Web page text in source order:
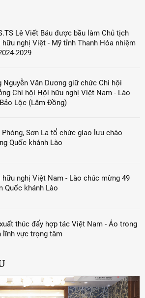
Lê Viết Báu được bầu làm Chủ tịch
hữu nghị Việt - Mỹ tỉnh Thanh Hóa nhiệm
2029
Nguyễn Văn Dương giữ chức Chi hội
Chi hội Hội hữu nghị Việt Nam - Lào
Lộc (Lâm Đồng)
Phòng, Sơn La tổ chức giao lưu chào
Quốc khánh Lào
hữu nghị Việt Nam - Lào chúc mừng 49
Quốc khánh Lào
thúc đẩy hợp tác Việt Nam - Áo trong
lĩnh vực trọng tâm